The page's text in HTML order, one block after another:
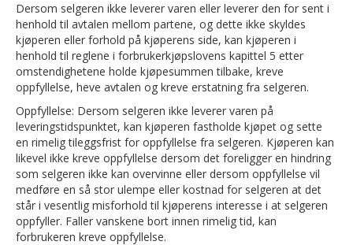
Dersom selgeren ikke leverer varen eller leverer den for sent i
henhold til avtalen mellom partene, og dette ikke skyldes
kjøperen eller forhold på kjøperens side, kan kjøperen i
henhold til reglene i forbrukerkjøpslovens kapittel 5 etter
omstendighetene holde kjøpesummen tilbake, kreve
oppfyllelse, heve avtalen og kreve erstatning fra selgeren.
Oppfyllelse: Dersom selgeren ikke leverer varen på
leveringstidspunktet, kan kjøperen fastholde kjøpet og sette
en rimelig tileggsfrist for oppfyllelse fra selgeren. Kjøperen kan
likevel ikke kreve oppfyllelse dersom det foreligger en hindring
som selgeren ikke kan overvinne eller dersom oppfyllelse vil
medføre en så stor ulempe eller kostnad for selgeren at det
står i vesentlig misforhold til kjøperens interesse i at selgeren
oppfyller. Faller vanskene bort innen rimelig tid, kan
forbrukeren kreve oppfyllelse.